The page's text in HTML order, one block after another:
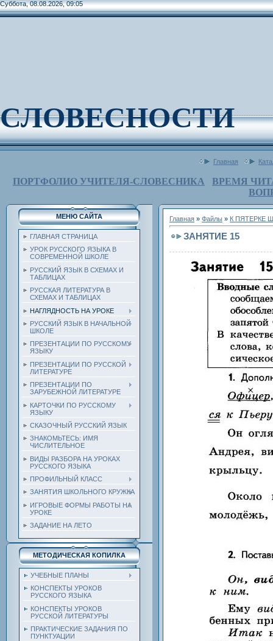
Суббота, 08.08.2026, 09:05
СЛОВЕСНОСТИ
Главная
ПОРТФОЛИО УЧИТЕЛЯ-СЛОВЕСНИКА
ВРЕМЯ
МЕНЮ САЙТА
ГЛАВНАЯ СТРАНИЦА
УРОК РУССКОГО ЯЗЫКА В
СОВРЕМЕННОЙ ШКОЛЕ
РУССКИЙ ЯЗЫК В СХЕМАХ И
ТАБЛИЦАХ
РУССКАЯ ЛИТЕРАТУРА В
СХЕМАХ И ТАБЛИЦАХ
НАГЛЯДНОСТЬ НА УРОКЕ
РУССКИЙ ЯЗЫК В НАЧАЛЬНОЙ
ШКОЛЕ
ПРЕЗЕНТАЦИИ ПО РУССКОМУ
ЯЗЫКУ
ПРЕЗЕНТАЦИИ ПО РУССКОЙ
ЛИТЕРАТУРЕ
ПРЕЗЕНТАЦИИ ПО
ЗАРУБЕЖНОЙ ЛИТЕРАТУРЕ
КАРТОЧКИ ПО РУССКОМУ
ЯЗЫКУ
СКАЗОЧНЫЙ РУССКИЙ ЯЗЫК
ЗНАКОМЬТЕСЬ: ИМЯ
ЧИСЛИТЕЛЬНОЕ
ВИДЫ РАЗБОРА НА УРОКАХ
РУССКОГО ЯЗЫКА
ПРОФИЛЬНЫЙ КЛАСС
ЗАНЯТИЯ ШКОЛЬНОГО КРУЖКА
ИГРОВЫЕ ФОРМЫ РАБОТЫ НА
УРОКЕ
ЗАДАНИЕ НА ЛЕТО
МЕТОДИЧЕСКАЯ КОПИЛКА
УЧЕБНЫЕ ПЛАНЫ
КОНСПЕКТЫ УРОКОВ
РУССКОГО ЯЗЫКА
КОНСПЕКТЫ УРОКОВ
РУССКОЙ ЛИТЕРАТУРЫ
ПРАКТИЧЕСКИЕ ЗАДАНИЯ ПО
ПУНКТУАЦИИ
Главная » Файлы » К ПЯТЕРКЕ
ЗАНЯТИЕ 15